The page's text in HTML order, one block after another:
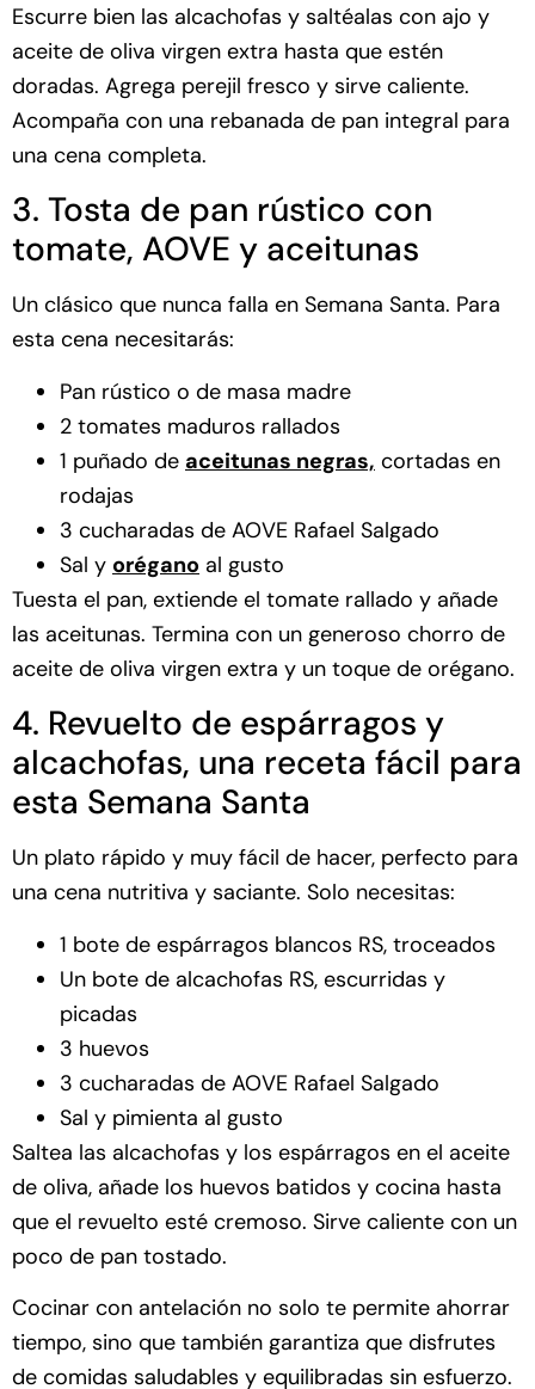
Escurre bien las alcachofas y saltéalas con ajo y
aceite de oliva virgen extra hasta que estén
doradas. Agrega perejil fresco y sirve caliente.
Acompaña con una rebanada de pan integral para
una cena completa.
3. Tosta de pan rústico con
tomate, AOVE y aceitunas
Un clásico que nunca falla en Semana Santa. Para
esta cena necesitarás:
Pan rústico o de masa madre
2 tomates maduros rallados
1 puñado de aceitunas negras, cortadas en
rodajas
3 cucharadas de AOVE Rafael Salgado
Sal y orégano al gusto
Tuesta el pan, extiende el tomate rallado y añade
las aceitunas. Termina con un generoso chorro de
aceite de oliva virgen extra y un toque de orégano.
4. Revuelto de espárragos y
alcachofas, una receta fácil para
esta Semana Santa
Un plato rápido y muy fácil de hacer, perfecto para
una cena nutritiva y saciante. Solo necesitas:
1 bote de espárragos blancos RS, troceados
Un bote de alcachofas RS, escurridas y
picadas
3 huevos
3 cucharadas de AOVE Rafael Salgado
Sal y pimienta al gusto
Saltea las alcachofas y los espárragos en el aceite
de oliva, añade los huevos batidos y cocina hasta
que el revuelto esté cremoso. Sirve caliente con un
poco de pan tostado.
Cocinar con antelación no solo te permite ahorrar
tiempo, sino que también garantiza que disfrutes
de comidas saludables y equilibradas sin esfuerzo.